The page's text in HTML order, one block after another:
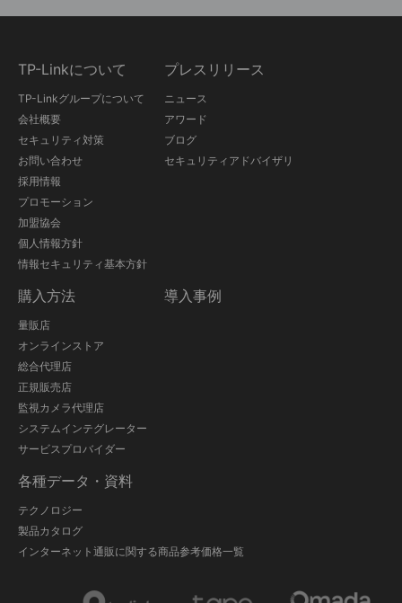
TP-Linkについて
TP-Linkグループについて
会社概要
セキュリティ対策
お問い合わせ
採用情報
プロモーション
加盟協会
個人情報方針
情報セキュリティ基本方針
プレスリリース
ニュース
アワード
ブログ
セキュリティアドバイザリ
購入方法
量販店
オンラインストア
総合代理店
正規販売店
監視カメラ代理店
システムインテグレーター
サービスプロバイダー
導入事例
各種データ・資料
テクノロジー
製品カタログ
インターネット通販に関する商品参考価格一覧